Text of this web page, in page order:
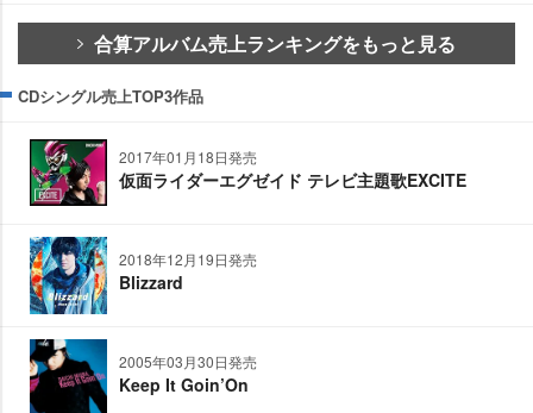
合算アルバム売上ランキングをもっと見る
CDシングル売上TOP3作品
2017年01月18日発売
仮面ライダーエグゼイド テレビ主題歌EXCITE
2018年12月19日発売
Blizzard
2005年03月30日発売
Keep It Goin’On